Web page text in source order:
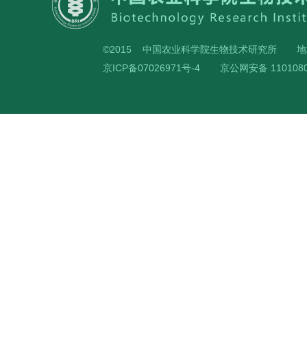
©2015 中国农业科学院生物技术研究所
京ICP备07026971号-4
京公网安备